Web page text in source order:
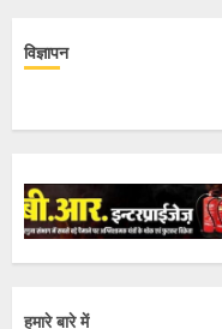
विज्ञापन
हमारे बारे में